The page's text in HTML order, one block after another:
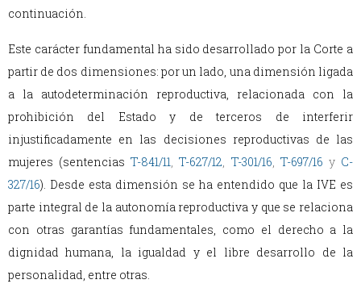
continuación.
Este carácter fundamental ha sido desarrollado por la Corte a
partir de dos dimensiones: por un lado, una dimensión ligada
a la autodeterminación reproductiva, relacionada con la
prohibición del Estado y de terceros de interferir
injustificadamente en las decisiones reproductivas de las
mujeres (sentencias T-841/11,T-627/12, T-301/16, T-697/16 y C-
327/16). Desde esta dimensión se ha entendido que la IVE es
parte integral de la autonomía reproductiva y que se relaciona
con otras garantías fundamentales, como el derecho a la
dignidad humana, la igualdad y el libre desarrollo de la
personalidad, entre otras.